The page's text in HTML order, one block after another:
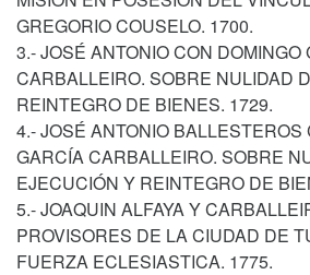
GREGORIO COUSELO. 1700.
3.- JOSÉ ANTONIO CON DOMINGO
CARBALLEIRO. SOBRE NULIDAD
REINTEGRO DE BIENES. 1729.
4.- JOSÉ ANTONIO BALLESTEROS
GARCÍA CARBALLEIRO. SOBRE
EJECUCIÓN Y REINTEGRO DE
5.- JOAQUIN ALFAYA Y
PROVISORES DE LA CIUDAD DE
FUERZA ECLESIASTICA. 1775.